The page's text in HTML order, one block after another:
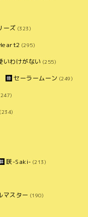
ーズ (323)
(295)
いわけがない (255)
セーラームーン (249)
(234)
咲-Saki- (213)
マスター (190)